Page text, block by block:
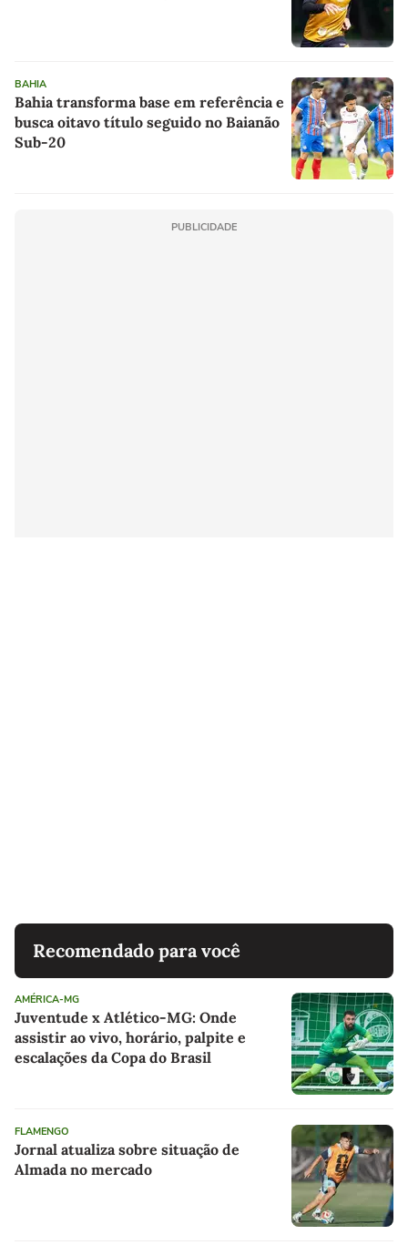
BAHIA
Bahia transforma base em referência e
busca oitavo título seguido no Baianão
Sub-20
PUBLICIDADE
Recomendado para você
AMÉRICA-MG
Juventude x Atlético-MG: Onde
assistir ao vivo, horário, palpite e
escalações da Copa do Brasil
FLAMENGO
Jornal atualiza sobre situação de
Almada no mercado